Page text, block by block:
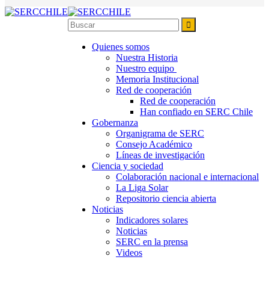
Quienes somos
Nuestra Historia
Nuestro equipo
Memoria Institucional
Red de cooperación
Red de cooperación
Han confiado en SERC Chile
Gobernanza
Organigrama de SERC
Consejo Académico
Líneas de investigación
Ciencia y sociedad
Colaboración nacional e internacional
La Liga Solar
Repositorio ciencia abierta
Noticias
Indicadores solares
Noticias
SERC en la prensa
Videos